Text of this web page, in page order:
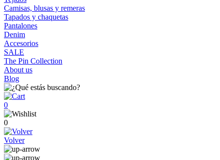
Camisas, blusas y remeras
Tapados y chaquetas
Pantalones
Denim
Accesorios
SALE
The Pin Collection
About us
Blog
0
0
Volver